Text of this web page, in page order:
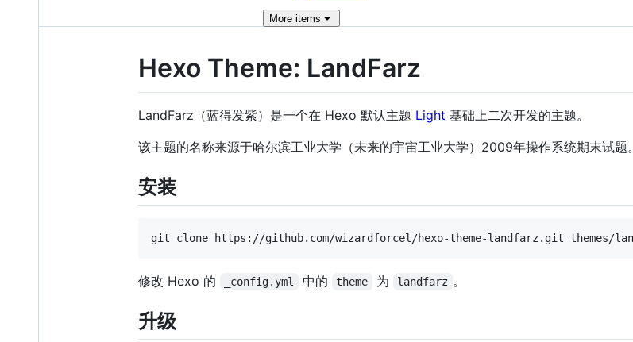
More items
Hexo Theme: LandFarz
LandFarz（蓝得发紫）是一个在 Hexo 默认主题 Light 基础上二次开发的主题。
该主题的名称来源于哈尔滨工业大学（未来的宇宙工业大学）2009年操作系统期末试题。
安装
修改 Hexo 的 _config.yml 中的 theme 为 landfarz 。
升级